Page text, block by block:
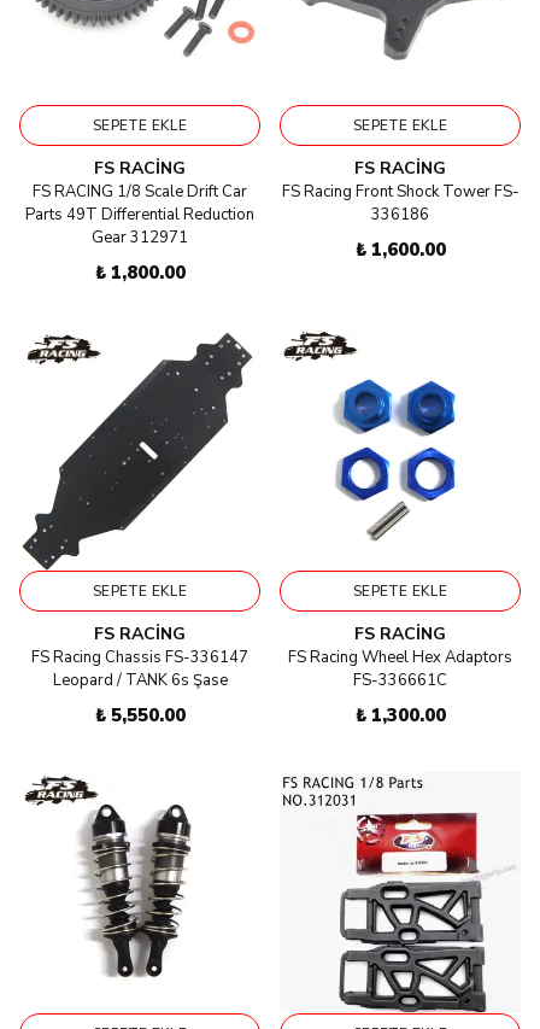
SEPETE EKLE
FS RACING
FS RACING 1/8 Scale Drift Car
Parts 49T Differential Reduction
Gear 312971
₺ 1,800.00
SEPETE EKLE
FS RACING
FS Racing Front Shock Tower FS-
336186
₺ 1,600.00
SEPETE EKLE
FS RACING
FS Racing Chassis FS-336147
Leopard / TANK 6s Şase
₺ 5,550.00
SEPETE EKLE
FS RACING
FS Racing Wheel Hex Adaptors
FS-336661C
₺ 1,300.00